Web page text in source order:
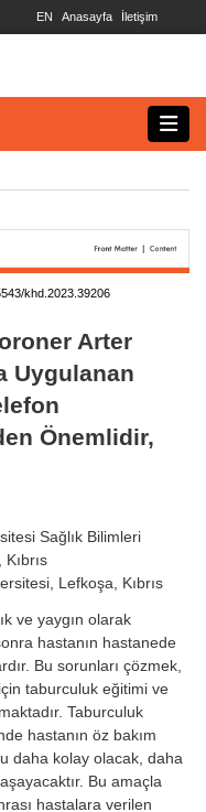
İletişim
Anasayfa
EN
khd.2023.39206
Arter
Uygulanan
Önemlidir,
Sağlık Bilimleri
Lefkoşa, Kıbrıs
ve yaygın olarak
hastanın hastanede
Bu sorunları çözmek,
taburculuk eğitimi ve
Taburculuk
hastanın öz bakım
daha kolay olacak, daha
Bu amaçla
hastalara verilen